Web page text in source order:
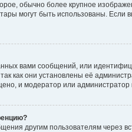
обычно более крупное
могут быть использованы.
вами сообщений, или
как они установлены её
и модератор или
другим пользователям